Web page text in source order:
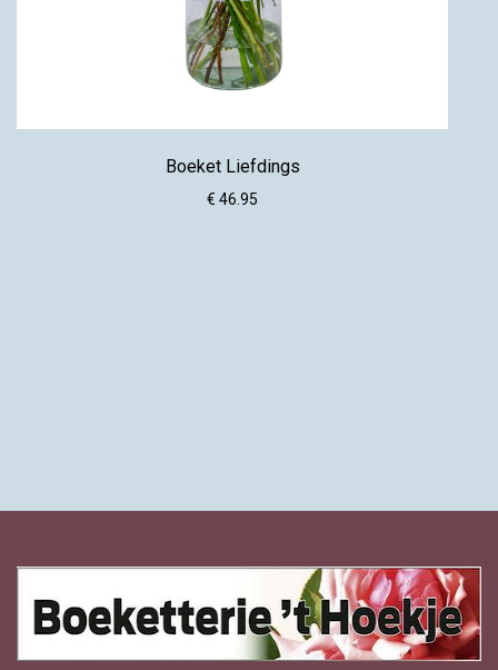
Boeket Liefdings
€ 46.95